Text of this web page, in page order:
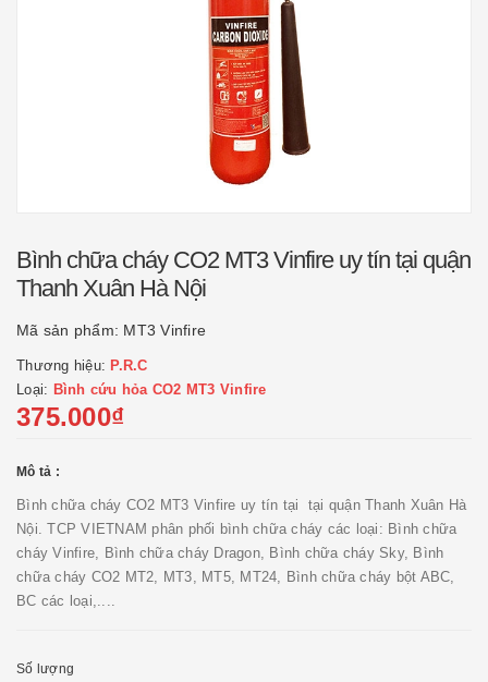
Bình chữa cháy CO2 MT3 Vinfire uy tín tại quận
Thanh Xuân Hà Nội
Mã sản phẩm: MT3 Vinfire
Thương hiệu: P.R.C
Loại: Bình cứu hỏa CO2 MT3 Vinfire
375.000₫
Mô tả :
Bình chữa cháy CO2 MT3 Vinfire uy tín tại tại quận Thanh Xuân Hà
Nội. TCP VIETNAM phân phối bình chữa cháy các loại: Bình chữa
cháy Vinfire, Bình chữa cháy Dragon, Bình chữa cháy Sky, Bình
chữa cháy CO2 MT2, MT3, MT5, MT24, Bình chữa cháy bột ABC,
BC các loại,....
Số lượng